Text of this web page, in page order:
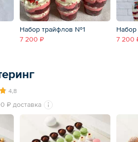
Набор трайфлов №1
7 200 ₽
7 200
4,8
₽ доставка